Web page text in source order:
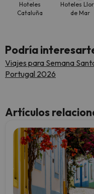
Hoteles
Cataluña
Hoteles
de Mar
Podría
Viajes para Semana
Portugal 2026
Artículos